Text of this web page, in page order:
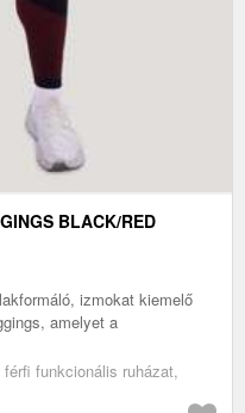
BLACK/RED
izmokat kiemelő
amelyet a
funkcionális ruházat,